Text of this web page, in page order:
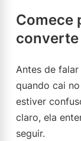
Comece
converte
Antes de
quando cai
estiver
claro, ela
seguir.